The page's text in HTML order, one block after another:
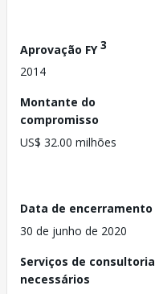
Aprovação FY3
2014
Montante do
compromisso
US$ 32.00 milhões
Data de encerramento
30 de junho de 2020
Serviços de consultoria
necessários